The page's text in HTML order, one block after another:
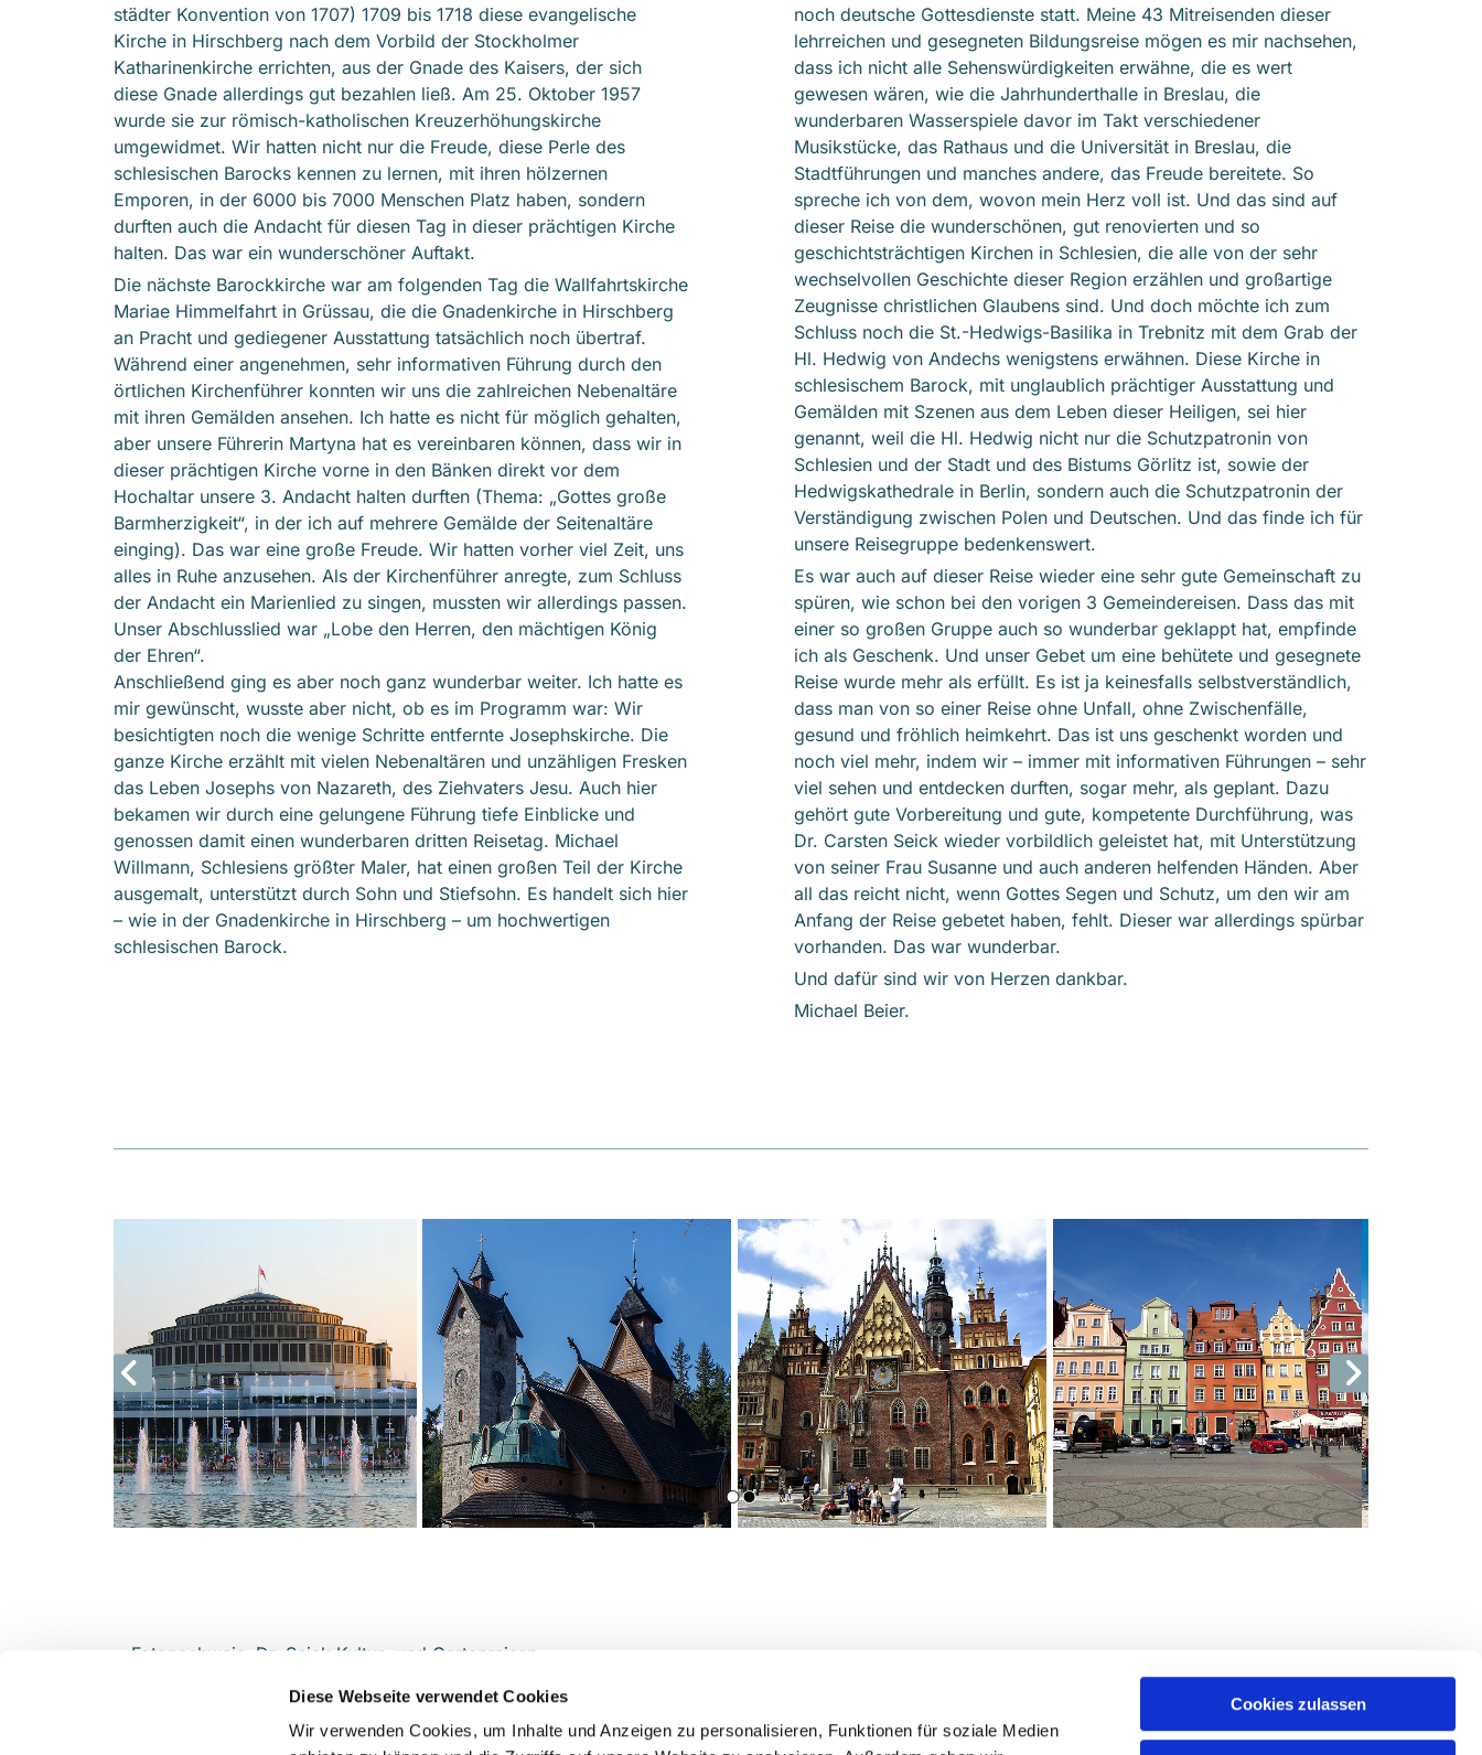
Diese Webseite verwendet Cookies
Wir verwenden Cookies, um Inhalte und Anzeigen zu personalisieren, Funktionen für soziale Medien
Cookies zulassen
städter Konvention von 1707) 1709 bis 1718 diese evangelische
Kirche in Hirschberg nach dem Vorbild der Stockholmer
Katharinenkirche errichten, aus der Gnade des Kaisers, der sich
diese Gnade allerdings gut bezahlen ließ. Am 25. Oktober 1957
wurde sie zur römisch-katholischen Kreuzerhöhungskirche
umgewidmet. Wir hatten nicht nur die Freude, diese Perle des
schlesischen Barocks kennen zu lernen, mit ihren hölzernen
Emporen, in der 6000 bis 7000 Menschen Platz haben, sondern
durften auch die Andacht für diesen Tag in dieser prächtigen Kirche
halten. Das war ein wunderschöner Auftakt.
Die nächste Barockkirche war am folgenden Tag die Wallfahrtskirche
Mariae Himmelfahrt in Grüssau, die die Gnadenkirche in Hirschberg
an Pracht und gediegener Ausstattung tatsächlich noch übertraf.
Während einer angenehmen, sehr informativen Führung durch den
örtlichen Kirchenführer konnten wir uns die zahlreichen Nebenaltäre
mit ihren Gemälden ansehen. Ich hatte es nicht für möglich gehalten,
aber unsere Führerin Martyna hat es vereinbaren können, dass wir in
dieser prächtigen Kirche vorne in den Bänken direkt vor dem
Hochaltar unsere 3. Andacht halten durften (Thema: „Gottes große
Barmherzigkeit“, in der ich auf mehrere Gemälde der Seitenaltäre
einging). Das war eine große Freude. Wir hatten vorher viel Zeit, uns
alles in Ruhe anzusehen. Als der Kirchenführer anregte, zum Schluss
der Andacht ein Marienlied zu singen, mussten wir allerdings passen.
Unser Abschlusslied war „Lobe den Herren, den mächtigen König
der Ehren“.
Anschließend ging es aber noch ganz wunderbar weiter. Ich hatte es
mir gewünscht, wusste aber nicht, ob es im Programm war: Wir
besichtigten noch die wenige Schritte entfernte Josephskirche. Die
ganze Kirche erzählt mit vielen Nebenaltären und unzähligen Fresken
das Leben Josephs von Nazareth, des Ziehvaters Jesu. Auch hier
bekamen wir durch eine gelungene Führung tiefe Einblicke und
genossen damit einen wunderbaren dritten Reisetag. Michael
Willmann, Schlesiens größter Maler, hat einen großen Teil der Kirche
ausgemalt, unterstützt durch Sohn und Stiefsohn. Es handelt sich hier
– wie in der Gnadenkirche in Hirschberg – um hochwertigen
schlesischen Barock.
noch deutsche Gottesdienste statt. Meine 43 Mitreisenden dieser
lehrreichen und gesegneten Bildungsreise mögen es mir nachsehen,
dass ich nicht alle Sehenswürdigkeiten erwähne, die es wert
gewesen wären, wie die Jahrhunderthalle in Breslau, die
wunderbaren Wasserspiele davor im Takt verschiedener
Musikstücke, das Rathaus und die Universität in Breslau, die
Stadtführungen und manches andere, das Freude bereitete. So
spreche ich von dem, wovon mein Herz voll ist. Und das sind auf
dieser Reise die wunderschönen, gut renovierten und so
geschichtsträchtigen Kirchen in Schlesien, die alle von der sehr
wechselvollen Geschichte dieser Region erzählen und großartige
Zeugnisse christlichen Glaubens sind. Und doch möchte ich zum
Schluss noch die St.-Hedwigs-Basilika in Trebnitz mit dem Grab der
Hl. Hedwig von Andechs wenigstens erwähnen. Diese Kirche in
schlesischem Barock, mit unglaublich prächtiger Ausstattung und
Gemälden mit Szenen aus dem Leben dieser Heiligen, sei hier
genannt, weil die Hl. Hedwig nicht nur die Schutzpatronin von
Schlesien und der Stadt und des Bistums Görlitz ist, sowie der
Hedwigskathedrale in Berlin, sondern auch die Schutzpatronin der
Verständigung zwischen Polen und Deutschen. Und das finde ich für
unsere Reisegruppe bedenkenswert.
Es war auch auf dieser Reise wieder eine sehr gute Gemeinschaft zu
spüren, wie schon bei den vorigen 3 Gemeindereisen. Dass das mit
einer so großen Gruppe auch so wunderbar geklappt hat, empfinde
ich als Geschenk. Und unser Gebet um eine behütete und gesegnete
Reise wurde mehr als erfüllt. Es ist ja keinesfalls selbstverständlich,
dass man von so einer Reise ohne Unfall, ohne Zwischenfälle,
gesund und fröhlich heimkehrt. Das ist uns geschenkt worden und
noch viel mehr, indem wir – immer mit informativen Führungen – sehr
viel sehen und entdecken durften, sogar mehr, als geplant. Dazu
gehört gute Vorbereitung und gute, kompetente Durchführung, was
Dr. Carsten Seick wieder vorbildlich geleistet hat, mit Unterstützung
von seiner Frau Susanne und auch anderen helfenden Händen. Aber
all das reicht nicht, wenn Gottes Segen und Schutz, um den wir am
Anfang der Reise gebetet haben, fehlt. Dieser war allerdings spürbar
vorhanden. Das war wunderbar.
Und dafür sind wir von Herzen dankbar.
Michael Beier.
Fotonachweis: Dr. Seick Kultur- und Gartenreisen